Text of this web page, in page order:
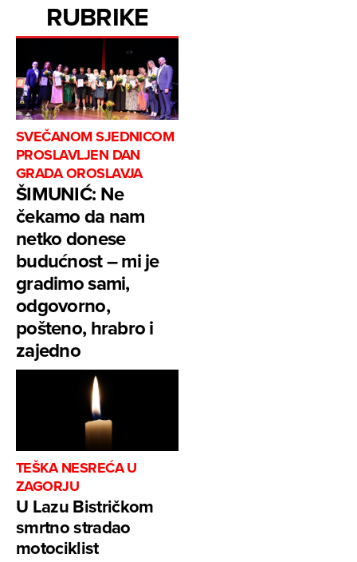
RUBRIKE
SVEČANOM SJEDNICOM
PROSLAVLJEN DAN
GRADA OROSLAVJA
ŠIMUNIĆ: Ne
čekamo da nam
netko donese
budućnost – mi je
gradimo sami,
odgovorno,
pošteno, hrabro i
zajedno
TEŠKA NESREĆA U
ZAGORJU
U Lazu Bistričkom
smrtno stradao
motociklist